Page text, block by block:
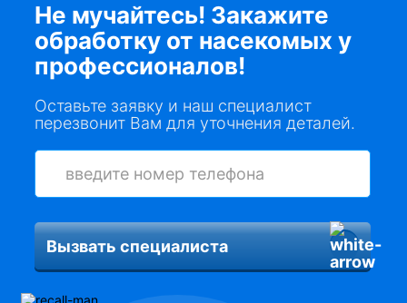
Не мучайтесь! Закажите
обработку от насекомых у
профессионалов!
Оставьте заявку и наш специалист
перезвонит Вам для уточнения деталей.
Вызвать специалиста